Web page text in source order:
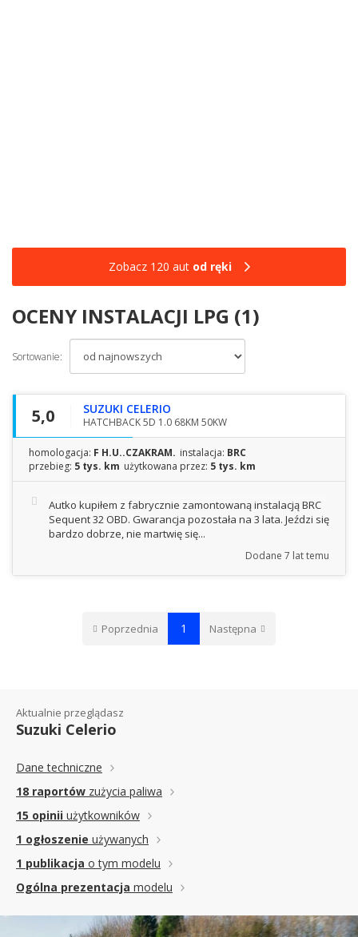
Zobacz 120 aut od ręki
OCENY INSTALACJI LPG (1)
Sortowanie:
5,0 SUZUKI CELERIO
HATCHBACK 5D 1.0 68KM 50KW
homologacja: F H.U..CZAKRAM. instalacja: BRC
przebieg: 5 tys. km użytkowana przez: 5 tys. km
Autko kupiłem z fabrycznie zamontowaną instalacją BRC
Sequent 32 OBD. Gwarancja pozostała na 3 lata. Jeździ się
bardzo dobrze, nie martwię się...
Dodane 7 lat temu
Poprzednia 1 Następna
Aktualnie przeglądasz
Suzuki Celerio
Dane techniczne
18 raportów zużycia paliwa
15 opinii użytkowników
1 ogłoszenie używanych
1 publikacja o tym modelu
Ogólna prezentacja modelu